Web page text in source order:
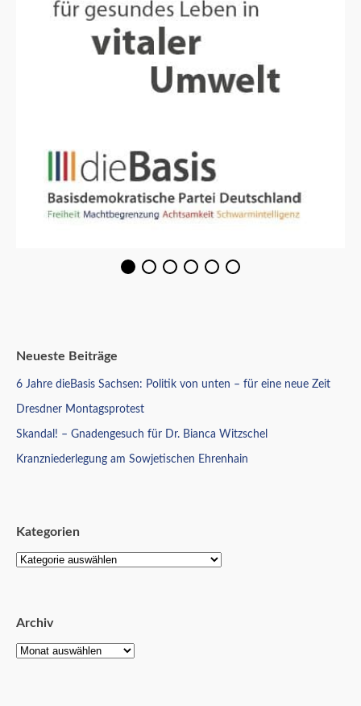
Neueste Beiträge
6 Jahre dieBasis Sachsen: Politik von unten – für eine neue Zeit
Dresdner Montagsprotest
Skandal! – Gnadengesuch für Dr. Bianca Witzschel
Kranzniederlegung am Sowjetischen Ehrenhain
Kategorien
Archiv